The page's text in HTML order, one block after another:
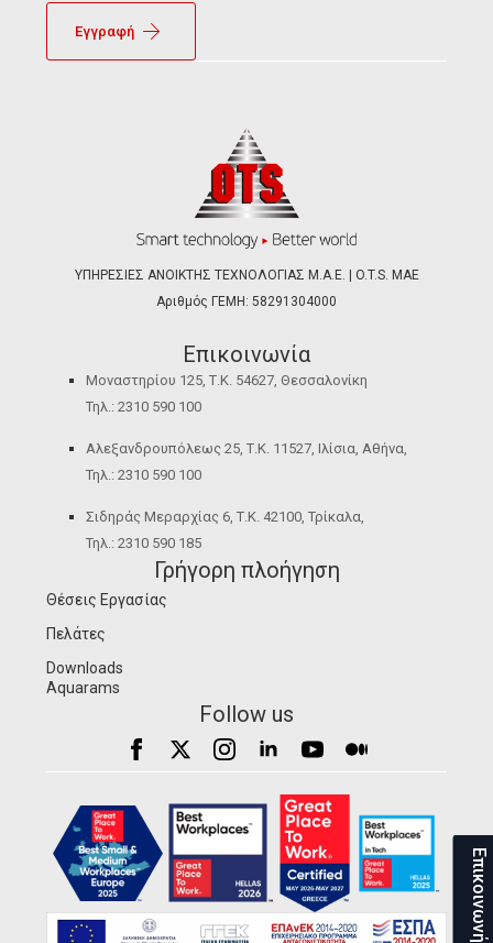
Εγγραφή
ΥΠΗΡΕΣΙΕΣ ΑΝΟΙΚΤΗΣ ΤΕΧΝΟΛΟΓΙΑΣ Μ.Α.Ε. | O.T.S. ΜΑΕ
Αριθμός ΓΕΜΗ: 58291304000
Επικοινωνία
Μοναστηρίου 125, Τ.Κ. 54627, Θεσσαλονίκη
Τηλ.: 2310 590 100
Αλεξανδρουπόλεως 25, Τ.Κ. 11527, Ιλίσια, Αθήνα,
Τηλ.: 2310 590 100
Σιδηράς Μεραρχίας 6, Τ.Κ. 42100, Τρίκαλα,
Τηλ.: 2310 590 185
Γρήγορη πλοήγηση
Θέσεις Εργασίας
Πελάτες
Downloads
Aquarams
Follow us